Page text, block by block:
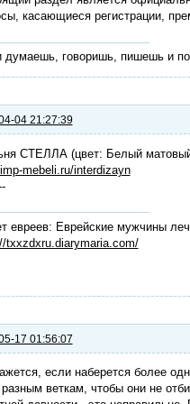
касающиеся регистрации,
думаешь, говоришь, пишешь и
04 21:27:39
СТЕЛЛА (цвет: Белый
mebeli.ru/interdizayn
евреев: Еврейские мужчины
txxzdxru.diarymaria.com/
17 01:56:07
если наберется более
веткам, чтобы они не